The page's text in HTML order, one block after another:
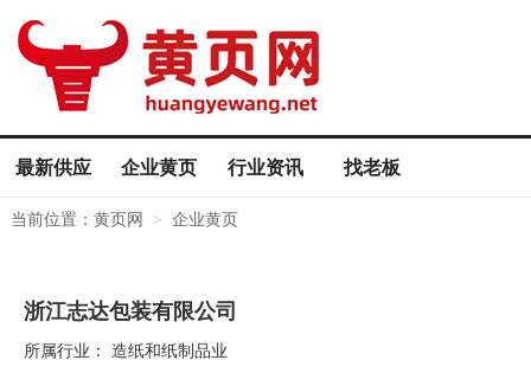
最新供应 企业黄页 行业资讯 找老板
当前位置： 黄页网 > 企业黄页
浙江志达包装有限公司
所属行业： 造纸和纸制品业